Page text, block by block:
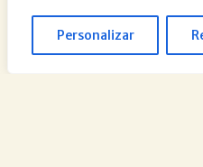
Personalizar